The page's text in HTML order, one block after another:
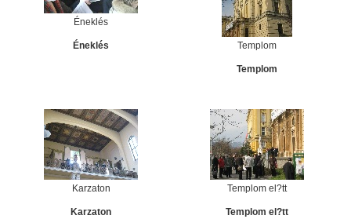
Éneklés
Éneklés Templom
Templom
Karzaton
Karzaton
Templom el?tt
Templom el?tt